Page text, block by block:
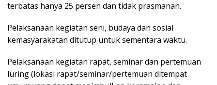
terbatas hanya 25 persen dan tidak prasmanan.
Pelaksanaan kegiatan seni, budaya dan sosial
kemasyarakatan ditutup untuk sementara waktu.
Pelaksanaan kegiatan rapat, seminar dan pertemuan
luring (lokasi rapat/seminar/pertemuan ditempat